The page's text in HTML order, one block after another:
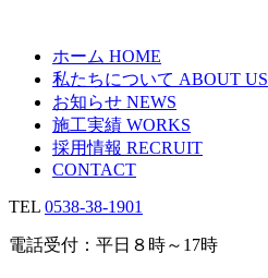
ホーム HOME
私たちについて ABOUT US
お知らせ NEWS
施工実績 WORKS
採用情報 RECRUIT
CONTACT
TEL 0538-38-1901
電話受付：平日８時～17時